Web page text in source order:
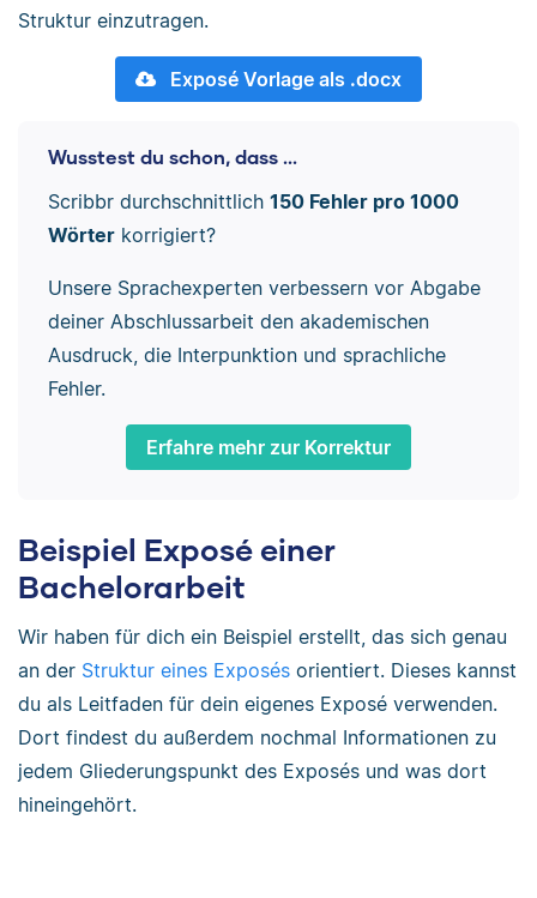
Struktur einzutragen.
Exposé Vorlage als .docx
Wusstest du schon, dass ...
Scribbr durchschnittlich 150 Fehler pro 1000
Wörterkorrigiert?
Unsere Sprachexperten verbessern vor Abgabe
deiner Abschlussarbeit den akademischen
Ausdruck, die Interpunktion und sprachliche
Fehler.
Erfahre mehr zur Korrektur
Beispiel Exposé einer
Bachelorarbeit
Wir haben für dich ein Beispiel erstellt, das sich genau
an der Struktur eines Exposés orientiert. Dieses kannst
du als Leitfaden für dein eigenes Exposé verwenden.
Dort findest du außerdem nochmal Informationen zu
jedem Gliederungspunkt des Exposés und was dort
hineingehört.